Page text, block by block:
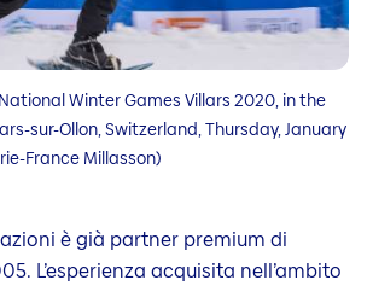
Winter Games Villars 2020, in the
sur-Ollon, Switzerland, Thursday, January
France Millasson)
è già partner premium di
L’esperienza acquisita nell’ambito